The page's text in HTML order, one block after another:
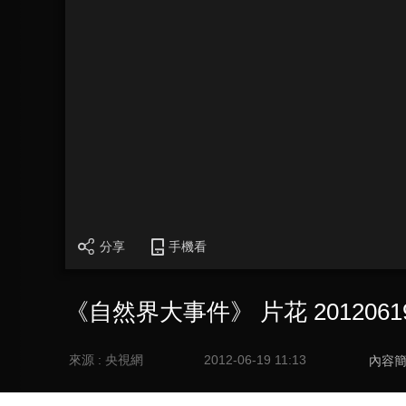
分享 手機看
《自然界大事件》 片花
來源 : 央視網 2012-06-19 11:13 內容